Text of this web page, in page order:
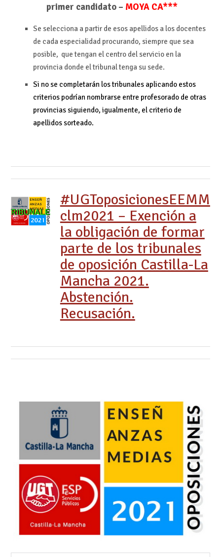
primer candidato – MOYA CA***
Se selecciona a partir de esos apellidos a los docentes
de cada especialidad procurando, siempre que sea
posible, que tengan el centro del servicio en la
provincia donde el tribunal tenga su sede.
Si no se completarán los tribunales aplicando estos
criterios podrían nombrarse entre profesorado de otras
provincias siguiendo, igualmente, el criterio de
apellidos sorteado.
#UGToposicionesEEMM
clm2021 – Exención a
la obligación de formar
parte de los tribunales
de oposición Castilla-La
Mancha 2021.
Abstención.
Recusación.